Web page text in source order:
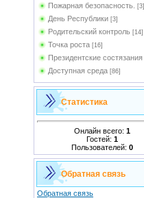
Пожарная безопасность. [3]
День Республики [3]
Родительский контроль [14]
Точка роста [16]
Президентские состязания
Доступная среда [86]
Статистика
Онлайн всего: 1
Гостей: 1
Пользователей: 0
Обратная связь
Обратная связь